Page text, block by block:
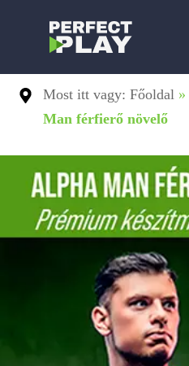
tartalomra
Most itt vagy: Főoldal»
Man férfierő növelő